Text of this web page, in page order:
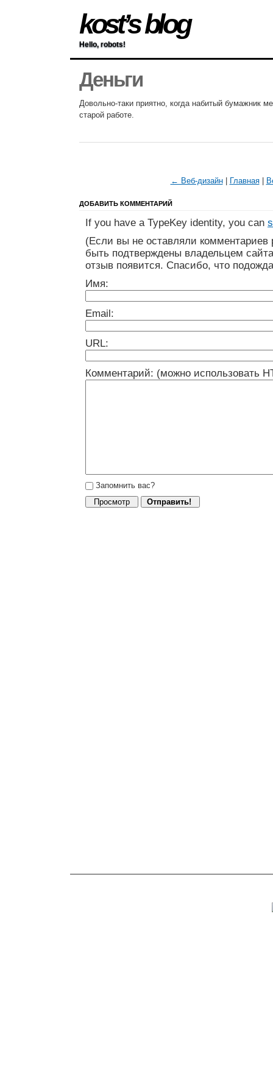
kost’s blog
Hello, robots!
Деньги
Довольно-таки приятно, когда набитый бумажник
старой работе.
← Веб-дизайн| Главная|
ДОБАВИТЬ КОММЕНТАРИЙ
If you have a TypeKey identity, you can
(Если вы не оставляли
быть подтверждены владельцем
отзыв появится. Спасибо, что
Имя:
Email:
URL:
Комментарий: (можно использовать
Запомнить вас?